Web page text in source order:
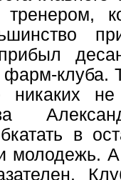
клуба.
не
в
молодежь.